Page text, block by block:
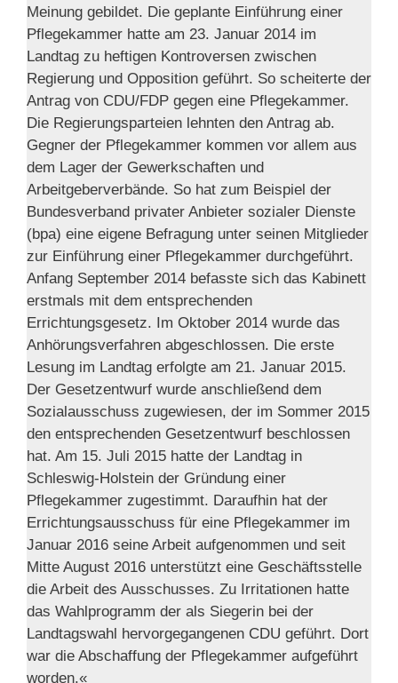
Meinung gebildet. Die geplante Einführung einer
Pflegekammer hatte am 23. Januar 2014 im
Landtag zu heftigen Kontroversen zwischen
Regierung und Opposition geführt. So scheiterte der
Antrag von CDU/FDP gegen eine Pflegekammer.
Die Regierungsparteien lehnten den Antrag ab.
Gegner der Pflegekammer kommen vor allem aus
dem Lager der Gewerkschaften und
Arbeitgeberverbände. So hat zum Beispiel der
Bundesverband privater Anbieter sozialer Dienste
(bpa) eine eigene Befragung unter seinen Mitglieder
zur Einführung einer Pflegekammer durchgeführt.
Anfang September 2014 befasste sich das Kabinett
erstmals mit dem entsprechenden
Errichtungsgesetz. Im Oktober 2014 wurde das
Anhörungsverfahren abgeschlossen. Die erste
Lesung im Landtag erfolgte am 21. Januar 2015.
Der Gesetzentwurf wurde anschließend dem
Sozialausschuss zugewiesen, der im Sommer 2015
den entsprechenden Gesetzentwurf beschlossen
hat. Am 15. Juli 2015 hatte der Landtag in
Schleswig-Holstein der Gründung einer
Pflegekammer zugestimmt. Daraufhin hat der
Errichtungsausschuss für eine Pflegekammer im
Januar 2016 seine Arbeit aufgenommen und seit
Mitte August 2016 unterstützt eine Geschäftsstelle
die Arbeit des Ausschusses. Zu Irritationen hatte
das Wahlprogramm der als Siegerin bei der
Landtagswahl hervorgegangenen CDU geführt. Dort
war die Abschaffung der Pflegekammer aufgeführt
worden.«